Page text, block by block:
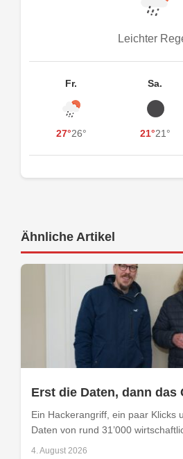
Leichter
Fr.
27°26°
Sa.
21°21°
Ähnliche Artikel
Erst die Daten, dann das
Ein Hackerangriff, ein paar Klicks
Daten von rund 31’000
4. August 2026